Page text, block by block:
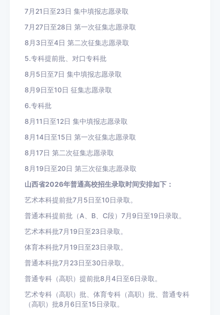
7月21日至23日 集中填报志愿录取
7月27日至28日 第一次征集志愿录取
8月3日至4日 第二次征集志愿录取
5.专科提前批、对口专科批
8月5日至7日 集中填报志愿录取
8月9日至10日 征集志愿录取
6.专科批
8月11日至12日 集中填报志愿录取
8月14日至15日 第一次征集志愿录取
8月17日 第二次征集志愿录取
8月19日至20日 第三次征集志愿录取
山西省2026年普通高校招生录取时间安排如下：
艺术本科提前批7月5日至10日录取。
普通本科提前批（A、B、C段）7月9日至19日录取。
艺术本科批7月19日至23日录取。
体育本科批7月19日至23日录取。
普通本科批7月23日至30日录取。
普通专科（高职）提前批8月4日至6日录取。
艺术专科（高职）批、体育专科（高职）批、普通专科
（高职）批8月6日至15日录取。